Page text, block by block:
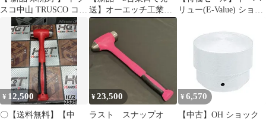
スコ中山 TRUSCO コン
ビネーションショック
レスハンマー 1ボンド
TCS-10 未使用 送料無
送】オーエッチ工業
OH 替頭イージーショ
ックレスハンマー#1-1
／2白 EZ15HW
リュー(E-Value) ショッ
反動構造 EV-42
¥ 12,500
〇【送料無料】【中
¥23,500
ラスト スナップオ
¥ 6,570
【中古】OH ショック